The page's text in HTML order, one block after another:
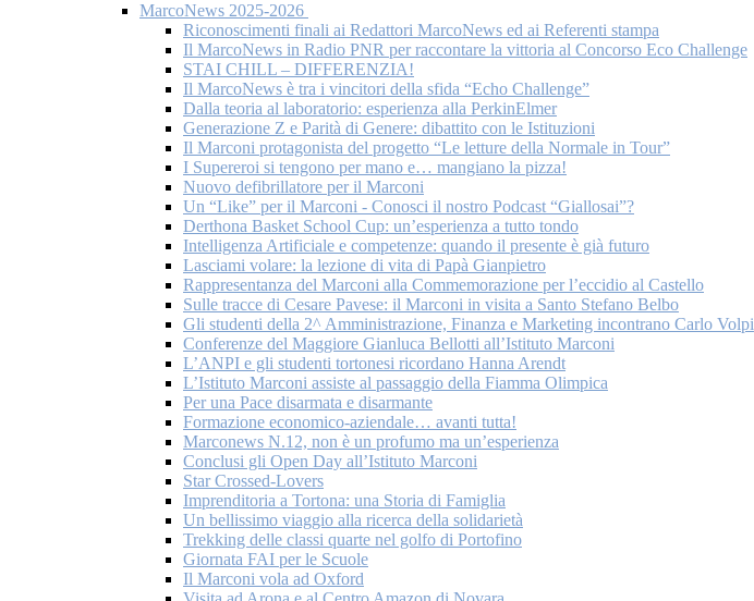
MarcoNews 2025-2026
Riconoscimenti finali ai Redattori MarcoNews ed ai Referenti stampa
Il MarcoNews in Radio PNR per raccontare la vittoria al Concorso Eco Challenge
STAI CHILL – DIFFERENZIA!
Il MarcoNews è tra i vincitori della sfida “Echo Challenge”
Dalla teoria al laboratorio: esperienza alla PerkinElmer
Generazione Z e Parità di Genere: dibattito con le Istituzioni
Il Marconi protagonista del progetto “Le letture della Normale in Tour”
I Supereroi si tengono per mano e… mangiano la pizza!
Nuovo defibrillatore per il Marconi
Un “Like” per il Marconi - Conosci il nostro Podcast “Giallosai”?
Derthona Basket School Cup: un’esperienza a tutto tondo
Intelligenza Artificiale e competenze: quando il presente è già futuro
Lasciami volare: la lezione di vita di Papà Gianpietro
Rappresentanza del Marconi alla Commemorazione per l’eccidio al Castello
Sulle tracce di Cesare Pavese: il Marconi in visita a Santo Stefano Belbo
Gli studenti della 2^ Amministrazione, Finanza e Marketing incontrano Carlo Volpi
Conferenze del Maggiore Gianluca Bellotti all’Istituto Marconi
L’ANPI e gli studenti tortonesi ricordano Hanna Arendt
L’Istituto Marconi assiste al passaggio della Fiamma Olimpica
Per una Pace disarmata e disarmante
Formazione economico-aziendale… avanti tutta!
Marconews N.12, non è un profumo ma un’esperienza
Conclusi gli Open Day all’Istituto Marconi
Star Crossed-Lovers
Imprenditoria a Tortona: una Storia di Famiglia
Un bellissimo viaggio alla ricerca della solidarietà
Trekking delle classi quarte nel golfo di Portofino
Giornata FAI per le Scuole
Il Marconi vola ad Oxford